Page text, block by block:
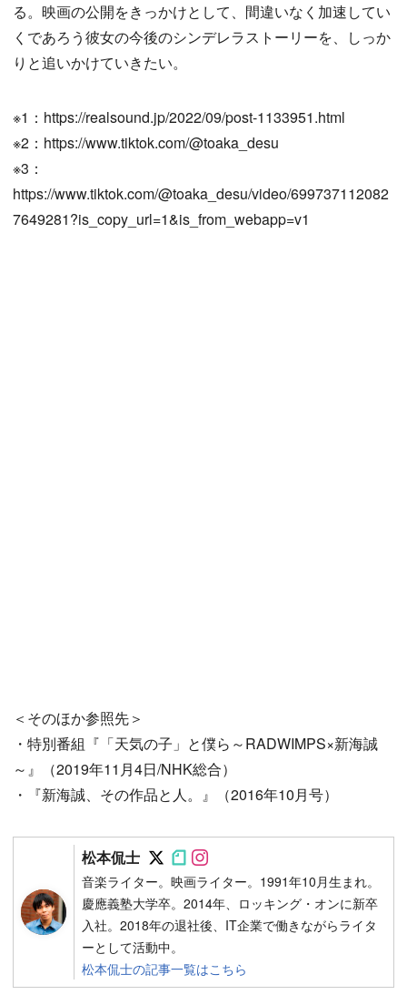
る。映画の公開をきっかけとして、間違いなく加速してい
くであろう彼女の今後のシンデレラストーリーを、しっか
りと追いかけていきたい。
※1：https://realsound.jp/2022/09/post-1133951.html
※2：https://www.tiktok.com/@toaka_desu
※3：
https://www.tiktok.com/@toaka_desu/video/699737112082
7649281?is_copy_url=1&is_from_webapp=v1
＜そのほか参照先＞
・特別番組『「天気の子」と僕ら～RADWIMPS×新海誠
～』（2019年11月4日/NHK総合）
・『新海誠、その作品と人。』（2016年10月号）
松本侃士 Follow on SNS
Follow on SNS
音楽ライター。映画ライター。1991年10月生まれ。
慶應義塾大学卒。2014年、ロッキング・オンに新卒
入社。2018年の退社後、IT企業で働きながらライタ
ーとして活動中。
松本侃士の記事一覧はこちら